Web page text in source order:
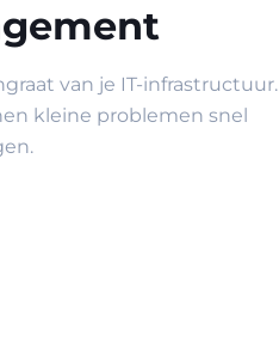
van je IT-infrastructuur.
kleine problemen snel